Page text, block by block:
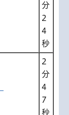
分
2
4
秒
2
分
4
7
秒